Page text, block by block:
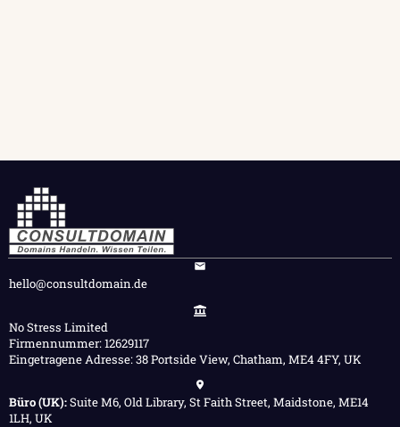
hello@consultdomain.de
No Stress Limited
Firmennummer: 12629117
Eingetragene Adresse: 38 Portside View, Chatham, ME4 4FY, UK
Büro (UK):Suite M6, Old Library, St Faith Street, Maidstone, ME14
1LH, UK